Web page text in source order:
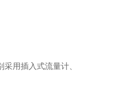
用插入式流量计、